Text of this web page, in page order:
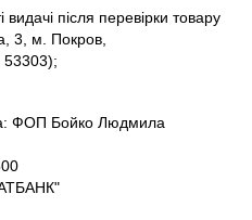
видачі після перевірки товару
3, м. Покров,
53303);
ФОП Бойко Людмила